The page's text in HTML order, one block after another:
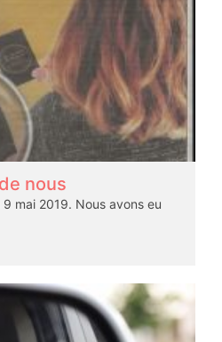
nous
mai 2019. Nous avons eu